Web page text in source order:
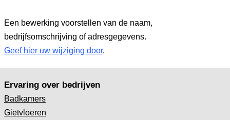
Een bewerking voorstellen van de naam,
bedrijfsomschrijving of adresgegevens.
Geef hier uw wijziging door.
Ervaring over bedrijven
Badkamers
Gietvloeren